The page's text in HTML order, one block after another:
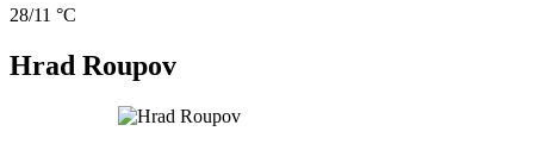
28/11 °C
Hrad Roupov